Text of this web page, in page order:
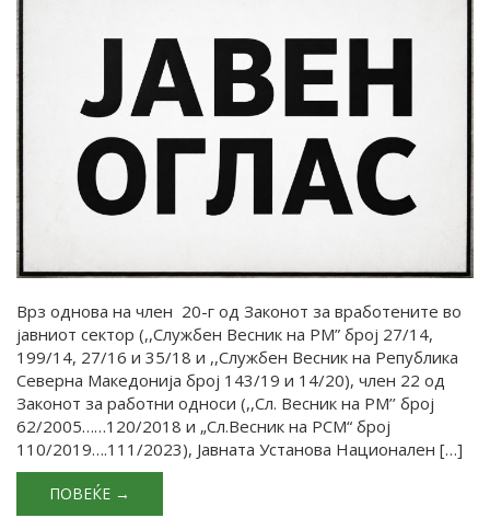
Врз однова на член 20-г од Законот за вработените во
јавниот сектор (,,Службен Весник на РМ” број 27/14,
199/14, 27/16 и 35/18 и ,,Службен Весник на Република
Северна Македонија број 143/19 и 14/20), член 22 од
Законот за работни односи (,,Сл. Весник на РМ’’ број
62/2005……120/2018 и „Сл.Весник на РСМ“ број
110/2019….111/2023), Јавната Установа Национален […]
ПОВЕЌЕ →